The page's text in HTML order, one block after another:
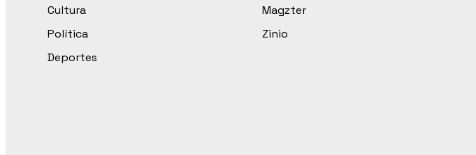
Cultura
Política
Deportes
Magzter
Zinio